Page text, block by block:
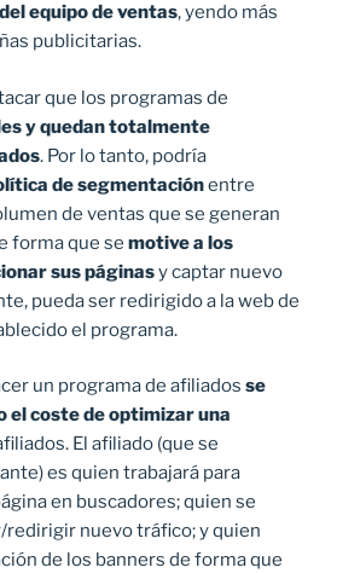
equipo de ventas, yendo más
publicitarias.
que los programas de
y quedan totalmente
. Por lo tanto, podría
de segmentaciónentre
de ventas que se generan
forma que se motive a los
sus páginasy captar nuevo
pueda ser redirigido a la web de
el programa.
un programa de afiliados se
el coste de optimizar una
El afiliado (que se
es quien trabajará para
en buscadores; quien se
redirigir nuevo tráfico; y quien
de los banners de forma que